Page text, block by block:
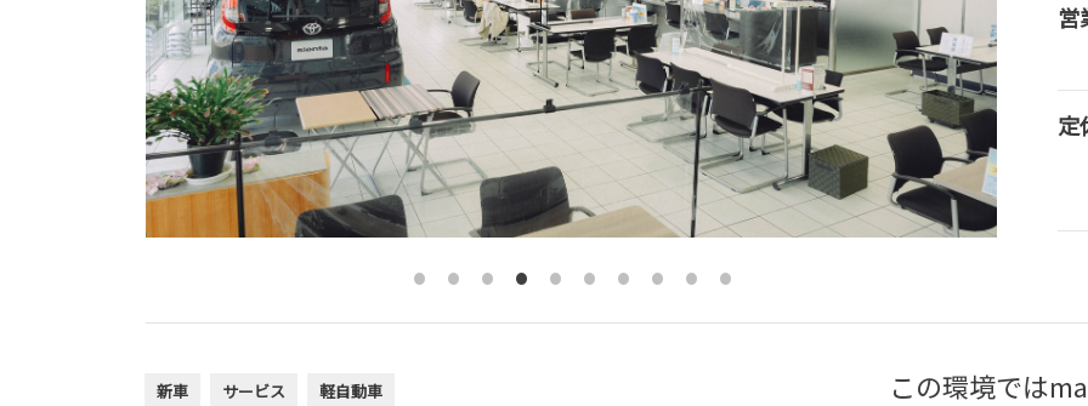
営
定
新車 サービス 軽自動車 この環境では